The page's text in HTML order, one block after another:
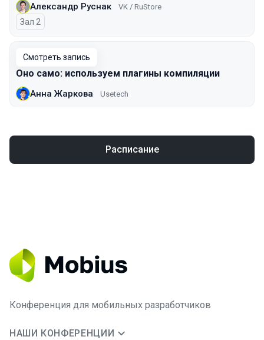
Александр Руснак VK / RuStore
Зал 2
Смотреть запись
Оно само: используем плагины компиляции
Анна Жаркова Usetech
Расписание
Конференция для мобильных разработчиков
НАШИ КОНФЕРЕНЦИИ